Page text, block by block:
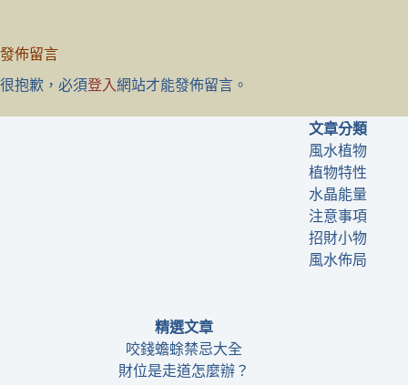
發佈留言
很抱歉，必須登入網站才能發佈留言。
文章分類
風水植物
植物特性
水晶能量
注意事項
招財小物
風水佈局
精選文章
咬錢蟾蜍禁忌大全
財位是走道怎麼辦？